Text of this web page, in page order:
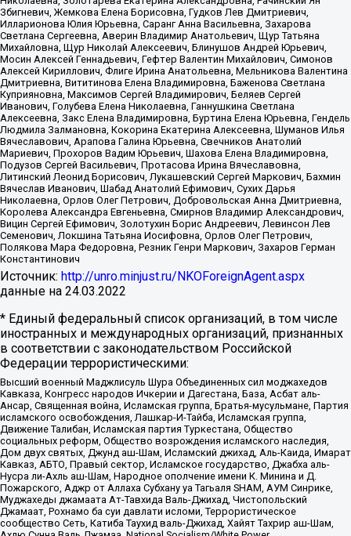
Збигневич, Жемкова Елена Борисовна, Гудков Лев Дмитриевич,
Илларионова Юлия Юрьевна, Саранг Анна Васильевна, Захарова
Светлана Сергеевна, Аверин Владимир Анатольевич, Щур Татьяна
Михайловна, Щур Николай Алексеевич, Блинушов Андрей Юрьевич,
Мосин Алексей Геннадьевич, Гефтер Валентин Михайлович, Симонов
Алексей Кириллович, Флиге Ирина Анатольевна, Мельникова Валентина
Дмитриевна, Вититинова Елена Владимировна, Баженова Светлана
Куприяновна, Максимов Сергей Владимирович, Беляев Сергей
Иванович, Голубева Елена Николаевна, Ганнушкина Светлана
Алексеевна, Закс Елена Владимировна, Буртина Елена Юрьевна, Гендель
Людмила Залмановна, Кокорина Екатерина Алексеевна, Шуманов Илья
Вячеславович, Арапова Галина Юрьевна, Свечников Анатолий
Мариевич, Прохоров Вадим Юрьевич, Шахова Елена Владимировна,
Подузов Сергей Васильевич, Протасова Ирина Вячеславовна,
Литинский Леонид Борисович, Лукашевский Сергей Маркович, Бахмин
Вячеслав Иванович, Шабад Анатолий Ефимович, Сухих Дарья
Николаевна, Орлов Олег Петрович, Добровольская Анна Дмитриевна,
Королева Александра Евгеньевна, Смирнов Владимир Александрович,
Вицин Сергей Ефимович, Золотухин Борис Андреевич, Левинсон Лев
Семенович, Локшина Татьяна Иосифовна, Орлов Олег Петрович,
Полякова Мара Федоровна, Резник Генри Маркович, Захаров Герман
Константинович
Источник: http://unro.minjust.ru/NKOForeignAgent.aspx
данные на 24.03.2022
* Единый федеральный список организаций, в том числе
иностранных и международных организаций, признанных
в соответствии с законодательством Российской
Федерации террористическими:
Высший военный Маджлисуль Шура Объединенных сил моджахедов
Кавказа, Конгресс народов Ичкерии и Дагестана, База, Асбат аль-
Ансар, Священная война, Исламская группа, Братья-мусульмане, Партия
исламского освобождения, Лашкар-И-Тайба, Исламская группа,
Движение Талибан, Исламская партия Туркестана, Общество
социальных реформ, Общество возрождения исламского наследия,
Дом двух святых, Джунд аш-Шам, Исламский джихад, Аль-Каида, Имарат
Кавказ, АБТО, Правый сектор, Исламское государство, Джабха аль-
Нусра ли-Ахль аш-Шам, Народное ополчение имени К. Минина и Д.
Пожарского, Аджр от Аллаха Субхану уа Тагьаля SHAM, АУМ Синрике,
Муджахеды джамаата Ат-Тавхида Валь-Джихад, Чистопольский
Джамаат, Рохнамо ба суи давлати исломи, Террористическое
сообщество Сеть, Катиба Таухид валь-Джихад, Хайят Тахрир аш-Шам,